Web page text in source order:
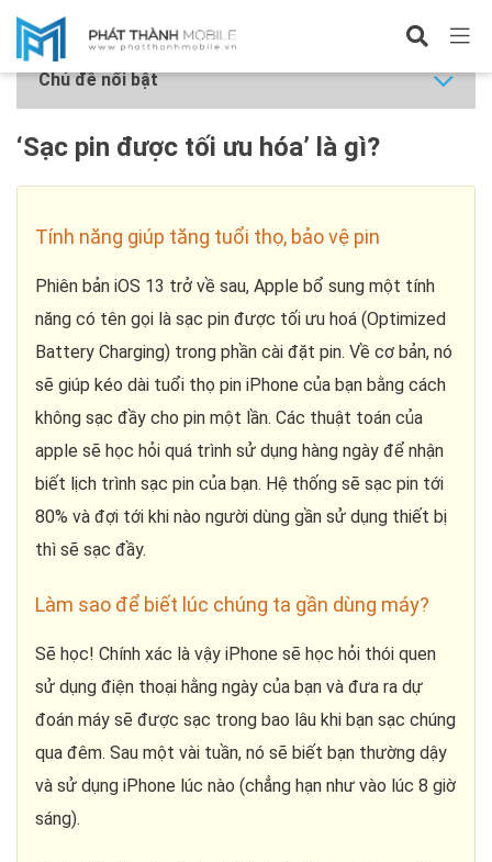
Hỏi về iPhone
Chủ đề nổi bật
‘Sạc pin được tối ưu hóa’ là gì?
Tính năng giúp tăng tuổi thọ, bảo vệ pin
Phiên bản iOS 13 trở về sau, Apple bổ sung một tính
năng có tên gọi là sạc pin được tối ưu hoá (Optimized
Battery Charging) trong phần cài đặt pin. Về cơ bản, nó
sẽ giúp kéo dài tuổi thọ pin iPhone của bạn bằng cách
không sạc đầy cho pin một lần. Các thuật toán của
apple sẽ học hỏi quá trình sử dụng hàng ngày để nhận
biết lịch trình sạc pin của bạn. Hệ thống sẽ sạc pin tới
80% và đợi tới khi nào người dùng gần sử dụng thiết bị
thì sẽ sạc đầy.
Làm sao để biết lúc chúng ta gần dùng máy?
Sẽ học! Chính xác là vậy iPhone sẽ học hỏi thói quen
sử dụng điện thoại hằng ngày của bạn và đưa ra dự
đoán máy sẽ được sạc trong bao lâu khi bạn sạc chúng
qua đêm. Sau một vài tuần, nó sẽ biết bạn thường dậy
và sử dụng iPhone lúc nào (chẳng hạn như vào lúc 8 giờ
sáng).